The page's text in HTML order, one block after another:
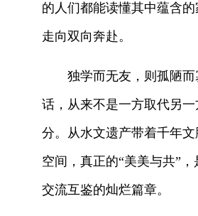
的人们都能读懂其中蕴含
走向双向奔赴。
独学而无友，则孤陋
话，从来不是一方取代另
分。从水文遗产带着千年
空间，真正的“美美与共”
交流互鉴的灿烂篇章。